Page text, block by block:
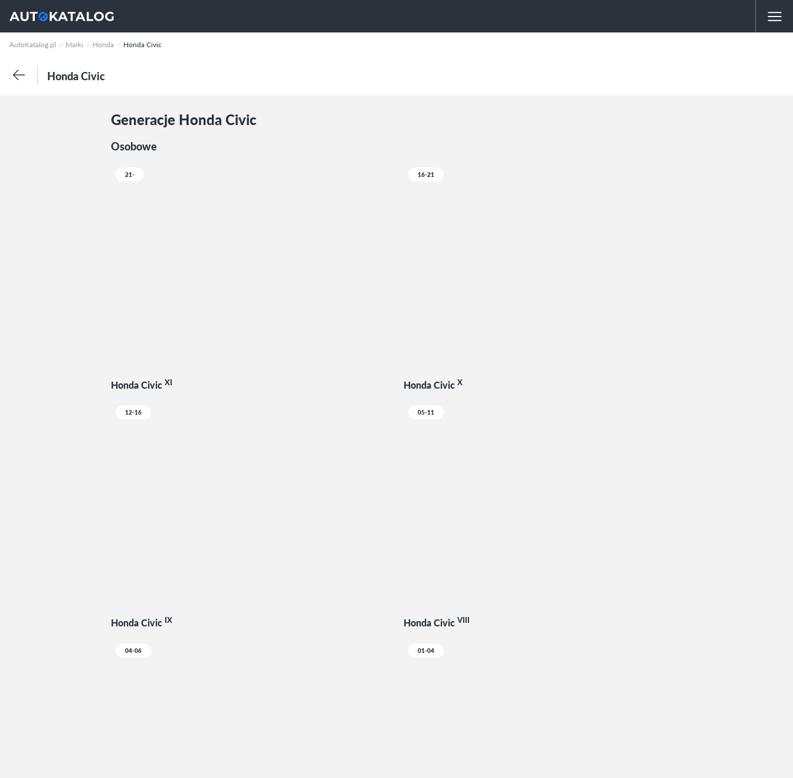
AutoKatalog.pl Marki Honda Honda Civic
Honda Civic
Generacje Honda Civic
Osobowe
21-
Honda Civic XI
16-21
Honda Civic X
12-16
Honda Civic IX
05-11
Honda Civic VIII
04-06 01-04